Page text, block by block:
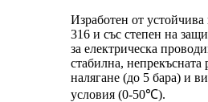
Изработен от
316 и със степен на
за електрическа
стабилна, непрекъсната
налягане (до 5 бара) и
условия (0-50℃).